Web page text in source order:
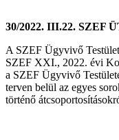
30/2022. III.22. SZEF
A SZEF Ügyvivő
SZEF XXI., 2022. évi
a SZEF Ügyvivő
terven belül az egyes
történő